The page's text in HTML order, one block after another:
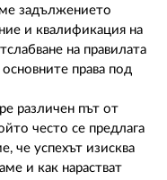
задължението
и квалификация на
на правилата
права под
различен път от
често се предлага
че успехът изисква
и как нарастват